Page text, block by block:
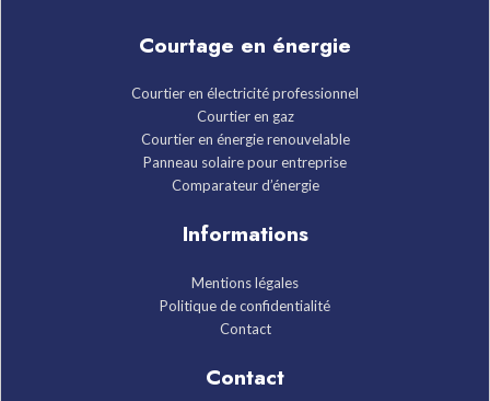
Courtage en énergie
Courtier en électricité professionnel
Courtier en gaz
Courtier en énergie renouvelable
Panneau solaire pour entreprise
Comparateur d’énergie
Informations
Mentions légales
Politique de confidentialité
Contact
Contact